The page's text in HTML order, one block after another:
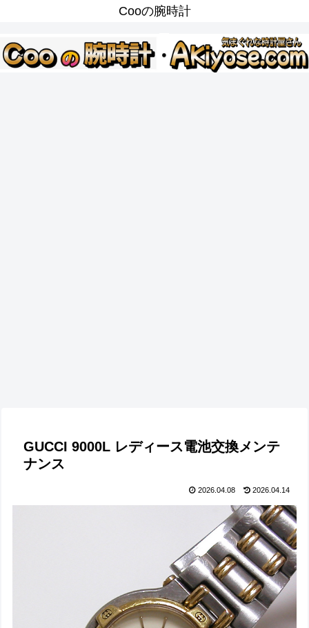
Cooの腕時計
GUCCI 9000L レディース電池交換メンテ
ナンス
2026.04.08 2026.04.14